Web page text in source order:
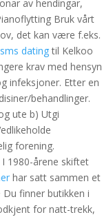
av hendingar,
Bruk vårt
det kan være f.eks.
datingtil Kelkoo
krav med hensyn
infeksjoner. Etter en
behandlinger.
ute b) Utgi
forening.
1980-årene skiftet
har satt sammen et
finner butikken i
for natt-trekk,